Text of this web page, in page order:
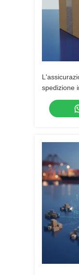
spedizione
sicurezza